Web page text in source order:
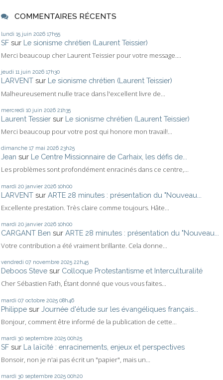
COMMENTAIRES RÉCENTS
lundi 15 juin 2026 17h55
SF sur Le sionisme chrétien (Laurent Teissier)
Merci beaucoup cher Laurent Teissier pour votre message....
jeudi 11 juin 2026 17h30
LARVENT sur Le sionisme chrétien (Laurent Teissier)
Malheureusement nulle trace dans l'excellent livre de...
mercredi 10 juin 2026 21h35
Laurent Tessier sur Le sionisme chrétien (Laurent Teissier)
Merci beaucoup pour votre post qui honore mon travail!...
dimanche 17 mai 2026 23h25
Jean sur Le Centre Missionnaire de Carhaix, les défis de...
Les problèmes sont profondément enracinés dans ce centre,...
mardi 20 janvier 2026 10h00
LARVENT sur ARTE 28 minutes : présentation du "Nouveau...
Excellente prestation. Très claire comme toujours. Hâte...
mardi 20 janvier 2026 10h00
CARGANT Ben sur ARTE 28 minutes : présentation du "Nouveau...
Votre contribution a été vraiment brillante. Cela donne...
vendredi 07 novembre 2025 22h45
Deboos Steve sur Colloque Protestantisme et Interculturalité
Cher Sébastien Fath, Étant donné que vous vous faites...
mardi 07 octobre 2025 08h46
Philippe sur Journée d'étude sur les évangéliques français...
Bonjour, comment être informé de la publication de cette...
mardi 30 septembre 2025 00h25
SF sur La laïcité : enracinements, enjeux et perspectives
Bonsoir, non je n'ai pas écrit un "papier", mais un...
mardi 30 septembre 2025 00h20